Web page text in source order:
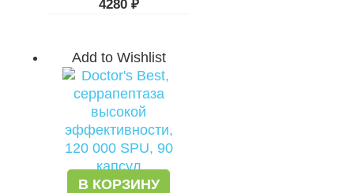
4280 ₽
Add to Wishlist
В КОРЗИНУ